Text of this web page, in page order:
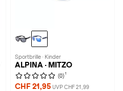
Sportbrille · Kinder
ALPINA · MITZO
(0) 1
CHF 21,95 UVP CHF 21,99